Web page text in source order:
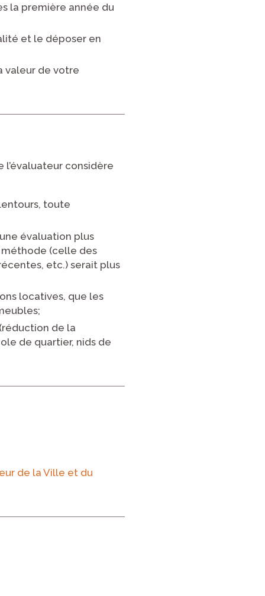
la première année du
et le déposer en
valeur de votre
considère
toute
évaluation plus
(celle des
etc.) serait plus
locatives, que les
de la
de quartier, nids de
de la Ville et du